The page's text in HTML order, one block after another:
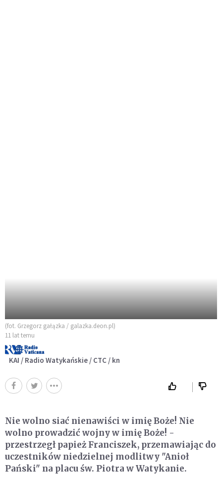
(fot. Grzegorz gałązka / galazka.deon.pl)
11 lat temu
KAI / Radio Watykańskie / CTC / kn
Nie wolno siać nienawiści w imię Boże! Nie
wolno prowadzić wojny w imię Boże! -
przestrzegł papież Franciszek, przemawiając do
uczestników niedzielnej modlitwy "Anioł
Pański" na placu św. Piotra w Watykanie.